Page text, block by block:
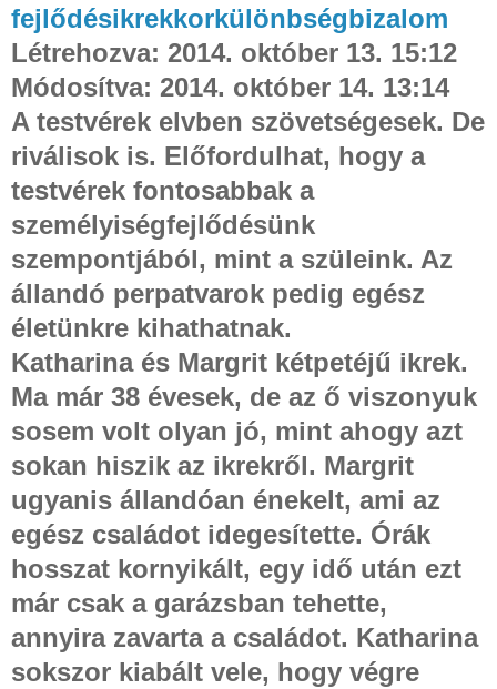
fejlődésikrekkorkülönbségbizalom
Létrehozva: 2014. október 13. 15:12
Módosítva: 2014. október 14. 13:14
A testvérek elvben szövetségesek. De
riválisok is. Előfordulhat, hogy a
testvérek fontosabbak a
személyiségfejlődésünk
szempontjából, mint a szüleink. Az
állandó perpatvarok pedig egész
életünkre kihathatnak.
Katharina és Margrit kétpetéjű ikrek.
Ma már 38 évesek, de az ő viszonyuk
sosem volt olyan jó, mint ahogy azt
sokan hiszik az ikrekről. Margrit
ugyanis állandóan énekelt, ami az
egész családot idegesítette. Órák
hosszat kornyikált, egy idő után ezt
már csak a garázsban tehette,
annyira zavarta a családot. Katharina
sokszor kiabált vele, hogy végre